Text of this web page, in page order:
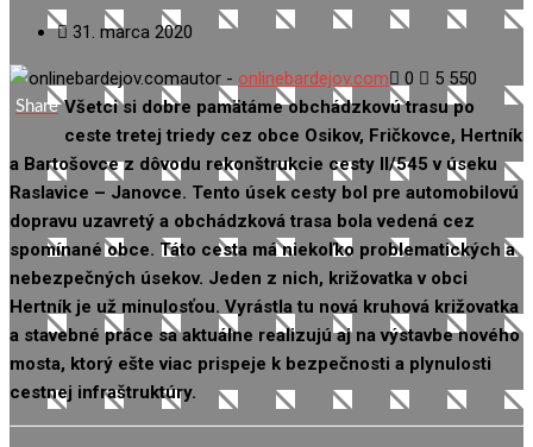
31. marca 2020
autor - onlinebardejov.com 0 5 550
Share Všetci si dobre pamätáme obchádzkovú trasu po
ceste tretej triedy cez obce Osikov, Fričkovce, Hertník
a Bartošovce z dôvodu rekonštrukcie cesty II/545 v úseku
Raslavice – Janovce. Tento úsek cesty bol pre automobilovú
dopravu uzavretý a obchádzková trasa bola vedená cez
spomínané obce. Táto cesta má niekoľko problematických a
nebezpečných úsekov. Jeden z nich, križovatka v obci
Hertník je už minulosťou. Vyrástla tu nová kruhová križovatka
a stavebné práce sa aktuálne realizujú aj na výstavbe nového
mosta, ktorý ešte viac prispeje k bezpečnosti a plynulosti
cestnej infraštruktúry.